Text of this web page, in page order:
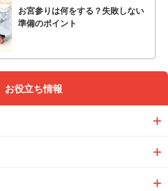
お宮参りは何をする？失敗しない
準備のポイント
お役立ち情報